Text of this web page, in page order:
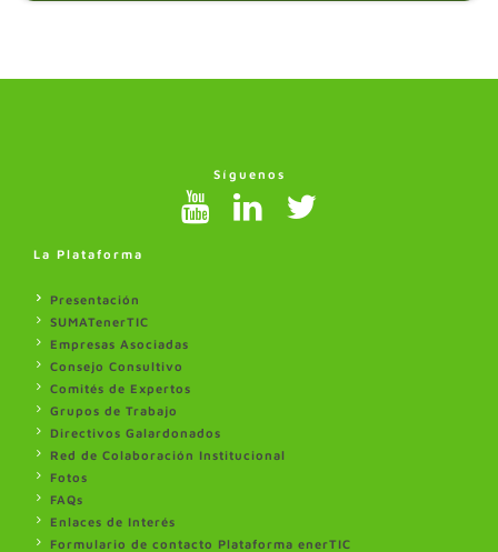
Síguenos
La Plataforma
Presentación
SUMATenerTIC
Empresas Asociadas
Consejo Consultivo
Comités de Expertos
Grupos de Trabajo
Directivos Galardonados
Red de Colaboración Institucional
Fotos
FAQs
Enlaces de Interés
Formulario de contacto Plataforma enerTIC